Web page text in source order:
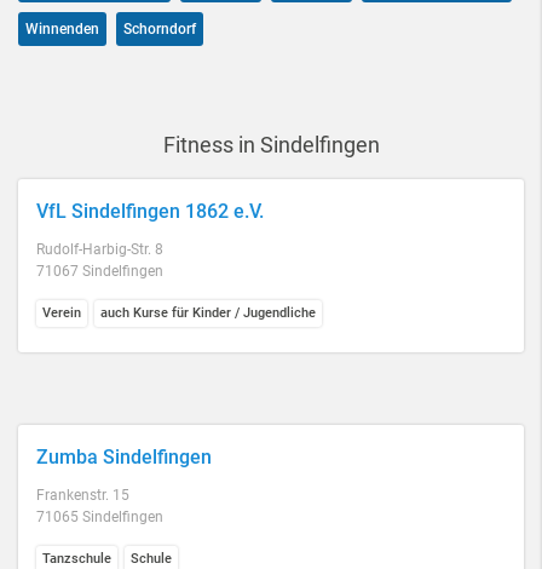
Winnenden Schorndorf
Fitness in Sindelfingen
VfL Sindelfingen 1862 e.V.
Rudolf-Harbig-Str. 8
71067 Sindelfingen
Verein auch Kurse für Kinder / Jugendliche
Zumba Sindelfingen
Frankenstr. 15
71065 Sindelfingen
Tanzschule Schule